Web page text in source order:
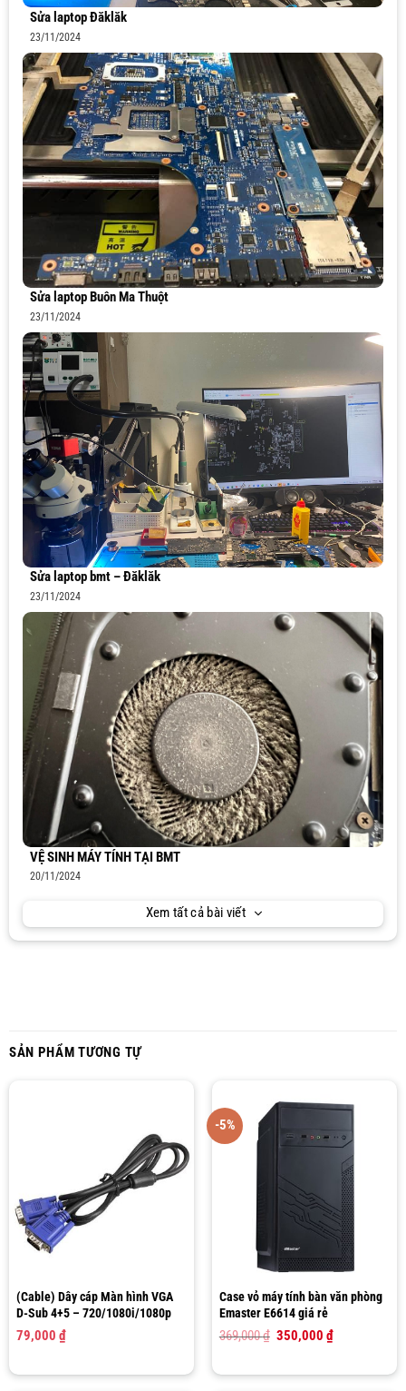
Sửa laptop Đăklăk
23/11/2024
Sửa laptop Buôn Ma Thuột
23/11/2024
Sửa laptop bmt – Đăklăk
23/11/2024
VỆ SINH MÁY TÍNH TẠI BMT
20/11/2024
Xem tất cả bài viết
SẢN PHẨM TƯƠNG TỰ
(Cable) Dây cáp Màn hình VGA
D-Sub 4+5 – 720/1080i/1080p
79,000 ₫
-5%
Case vỏ máy tính bàn văn phòng
Emaster E6614 giá rẻ
369,000₫ Giá
369,000 ₫.
350,000₫Giá
là: